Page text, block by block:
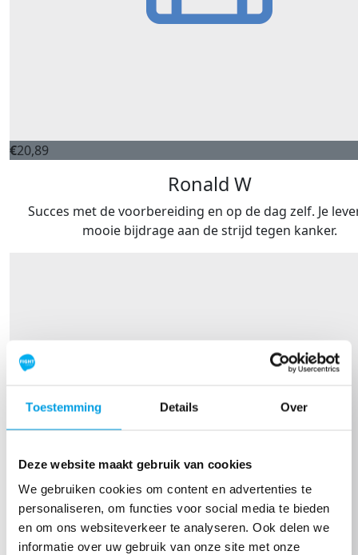
Toestemming Details Over
Deze website maakt gebruik van cookies
We gebruiken cookies om content en advertenties te
personaliseren, om functies voor social media te bieden
en om ons websiteverkeer te analyseren. Ook delen we
informatie over uw gebruik van onze site met onze
€20,89
Ronald W
Succes met de voorbereiding en op de dag zelf. Je
mooie bijdrage aan de strijd tegen kanker.